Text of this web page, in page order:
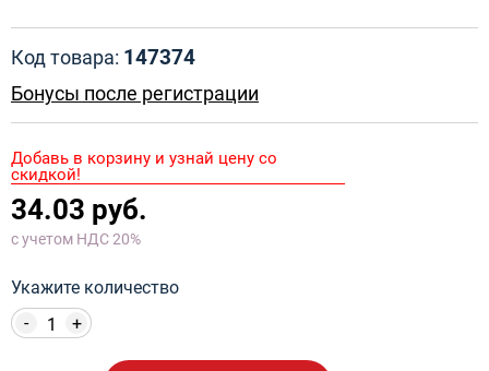
Код товара: 147374
Бонусы после регистрации
Добавь в корзину и узнай цену со
скидкой!
34.03 руб.
с учетом НДС 20%
Укажите количество
+
-